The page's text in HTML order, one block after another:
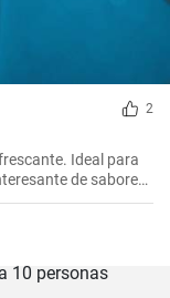
2
Ideal para
de sabores
de bebidas
sorprender